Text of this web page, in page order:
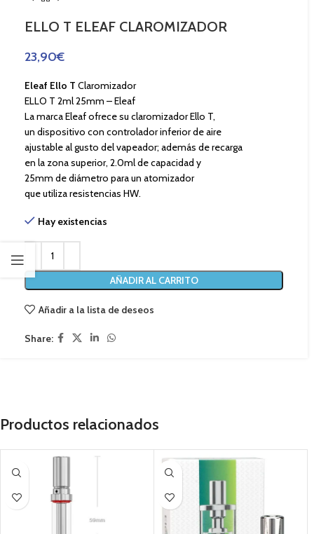
ELLO T ELEAF CLAROMIZADOR
23,90€
Eleaf Ello T Claromizador
ELLO T 2ml 25mm – Eleaf
La marca Eleaf ofrece su claromizador Ello T,
un dispositivo con controlador inferior de aire
ajustable al gusto del vapeador; además de recarga
en la zona superior, 2.0ml de capacidad y
25mm de diámetro para un atomizador
que utiliza resistencias HW.
Hay existencias
AÑADIR AL CARRITO
Añadir a la lista de deseos
Share:
Productos relacionados